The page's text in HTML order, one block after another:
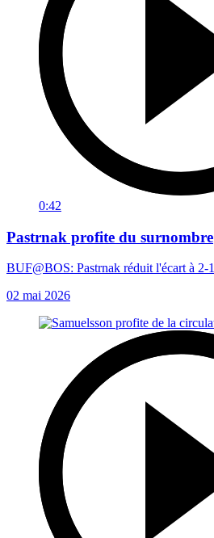
0:42
Pastrnak profite du surnombre
BUF@BOS: Pastrnak réduit l'écart à 2-1
02 mai 2026